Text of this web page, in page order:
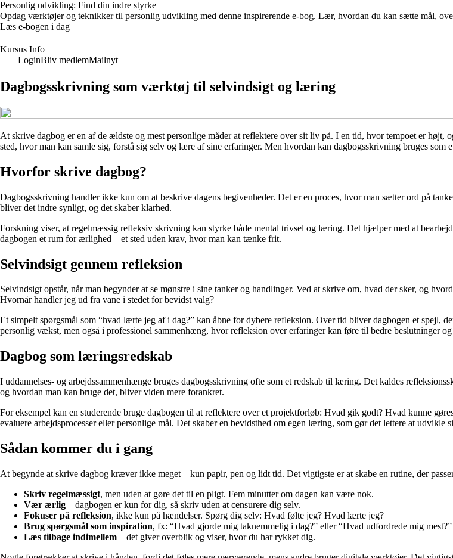
Personlig udvikling: Find din indre styrke
Opdag værktøjer og teknikker til personlig udvikling med denne inspirerende e-bog. Lær, hvordan du kan sætte mål,
Læs e-bogen i dag
Kursus Info
LoginBliv medlemMailnyt
Dagbogsskrivning som værktøj til selvindsigt og læring
At skrive dagbog er en af de ældste og mest personlige måder at reflektere over sit liv på. I en tid, hvor tempoet er
sted, hvor man kan samle sig, forstå sig selv og lære af sine erfaringer. Men hvordan kan dagbogsskrivning bruges
Hvorfor skrive dagbog?
Dagbogsskrivning handler ikke kun om at beskrive dagens begivenheder. Det er en proces, hvor man sætter ord på
bliver det indre synligt, og det skaber klarhed.
Forskning viser, at regelmæssig refleksiv skrivning kan styrke både mental trivsel og læring. Det hjælper med at
dagbogen et rum for ærlighed – et sted uden krav, hvor man kan tænke frit.
Selvindsigt gennem refleksion
Selvindsigt opstår, når man begynder at se mønstre i sine tanker og handlinger. Ved at skrive om, hvad der sker, og
Hvornår handler jeg ud fra vane i stedet for bevidst valg?
Et simpelt spørgsmål som “hvad lærte jeg af i dag?” kan åbne for dybere refleksion. Over tid bliver dagbogen et spejl,
personlig vækst, men også i professionel sammenhæng, hvor refleksion over erfaringer kan føre til bedre beslutninger og
Dagbog som læringsredskab
I uddannelses- og arbejdssammenhænge bruges dagbogsskrivning ofte som et redskab til læring. Det kaldes
og hvordan man kan bruge det, bliver viden mere forankret.
For eksempel kan en studerende bruge dagbogen til at reflektere over et projektforløb: Hvad gik godt? Hvad kunne
evaluere arbejdsprocesser eller personlige mål. Det skaber en bevidsthed om egen læring, som gør det lettere at udvikle
Sådan kommer du i gang
At begynde at skrive dagbog kræver ikke meget – kun papir, pen og lidt tid. Det vigtigste er at skabe en rutine, der
Skriv regelmæssigt, men uden at gøre det til en pligt. Fem minutter om dagen kan være nok.
Vær ærlig – dagbogen er kun for dig, så skriv uden at censurere dig selv.
Fokuser på refleksion, ikke kun på hændelser. Spørg dig selv: Hvad følte jeg? Hvad lærte jeg?
Brug spørgsmål som inspiration, fx: “Hvad gjorde mig taknemmelig i dag?” eller “Hvad udfordrede mig mest?”
Læs tilbage indimellem – det giver overblik og viser, hvor du har rykket dig.